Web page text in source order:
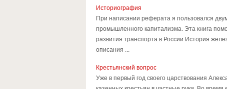
Историография
При написании реферата я пользовался
промышленного капитализма. Эта книга
развития транспорта в России История
описания ...
Крестьянский вопрос
Уже в первый год своего царствования